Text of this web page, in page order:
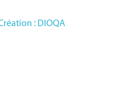
: DIOQA